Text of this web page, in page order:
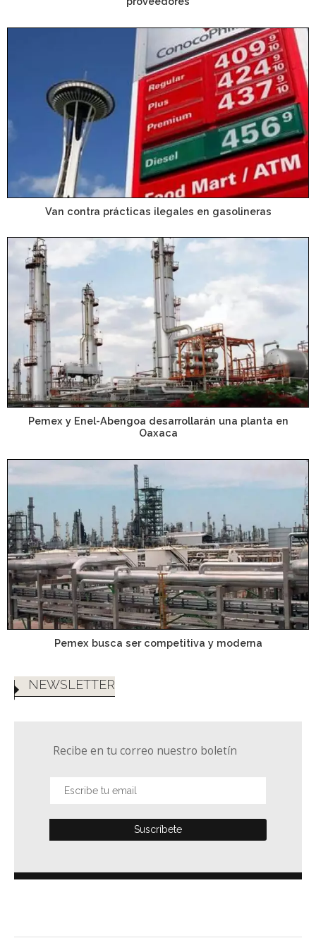
Van contra prácticas ilegales en gasolineras
Pemex y Enel-Abengoa desarrollarán una planta en
Oaxaca
Pemex busca ser competitiva y moderna
NEWSLETTER
Recibe en tu correo nuestro boletín